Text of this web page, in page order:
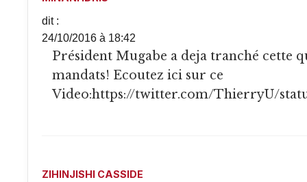
dit :
24/10/2016 à 18:42
Président Mugabe a deja tranché cette question de deux
mandats! Ecoutez ici sur ce
Video:https://twitter.com/ThierryU/
ZIHINJISHI CASSIDE